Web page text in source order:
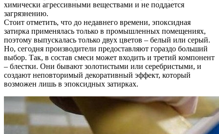
химически агрессивными веществами и не поддается
загрязнению.
Стоит отметить, что до недавнего времени, эпоксидная
затирка применялась только в промышленных помещениях,
поэтому выпускалась только двух цветов – белый или серый.
Но, сегодня производители предоставляют гораздо больший
выбор. Так, в состав смеси может входить и третий компонент
– блестки. Они бывают золотистыми или серебристыми, и
создают неповторимый декоративный эффект, который
возможен лишь в эпоксидных затирках.